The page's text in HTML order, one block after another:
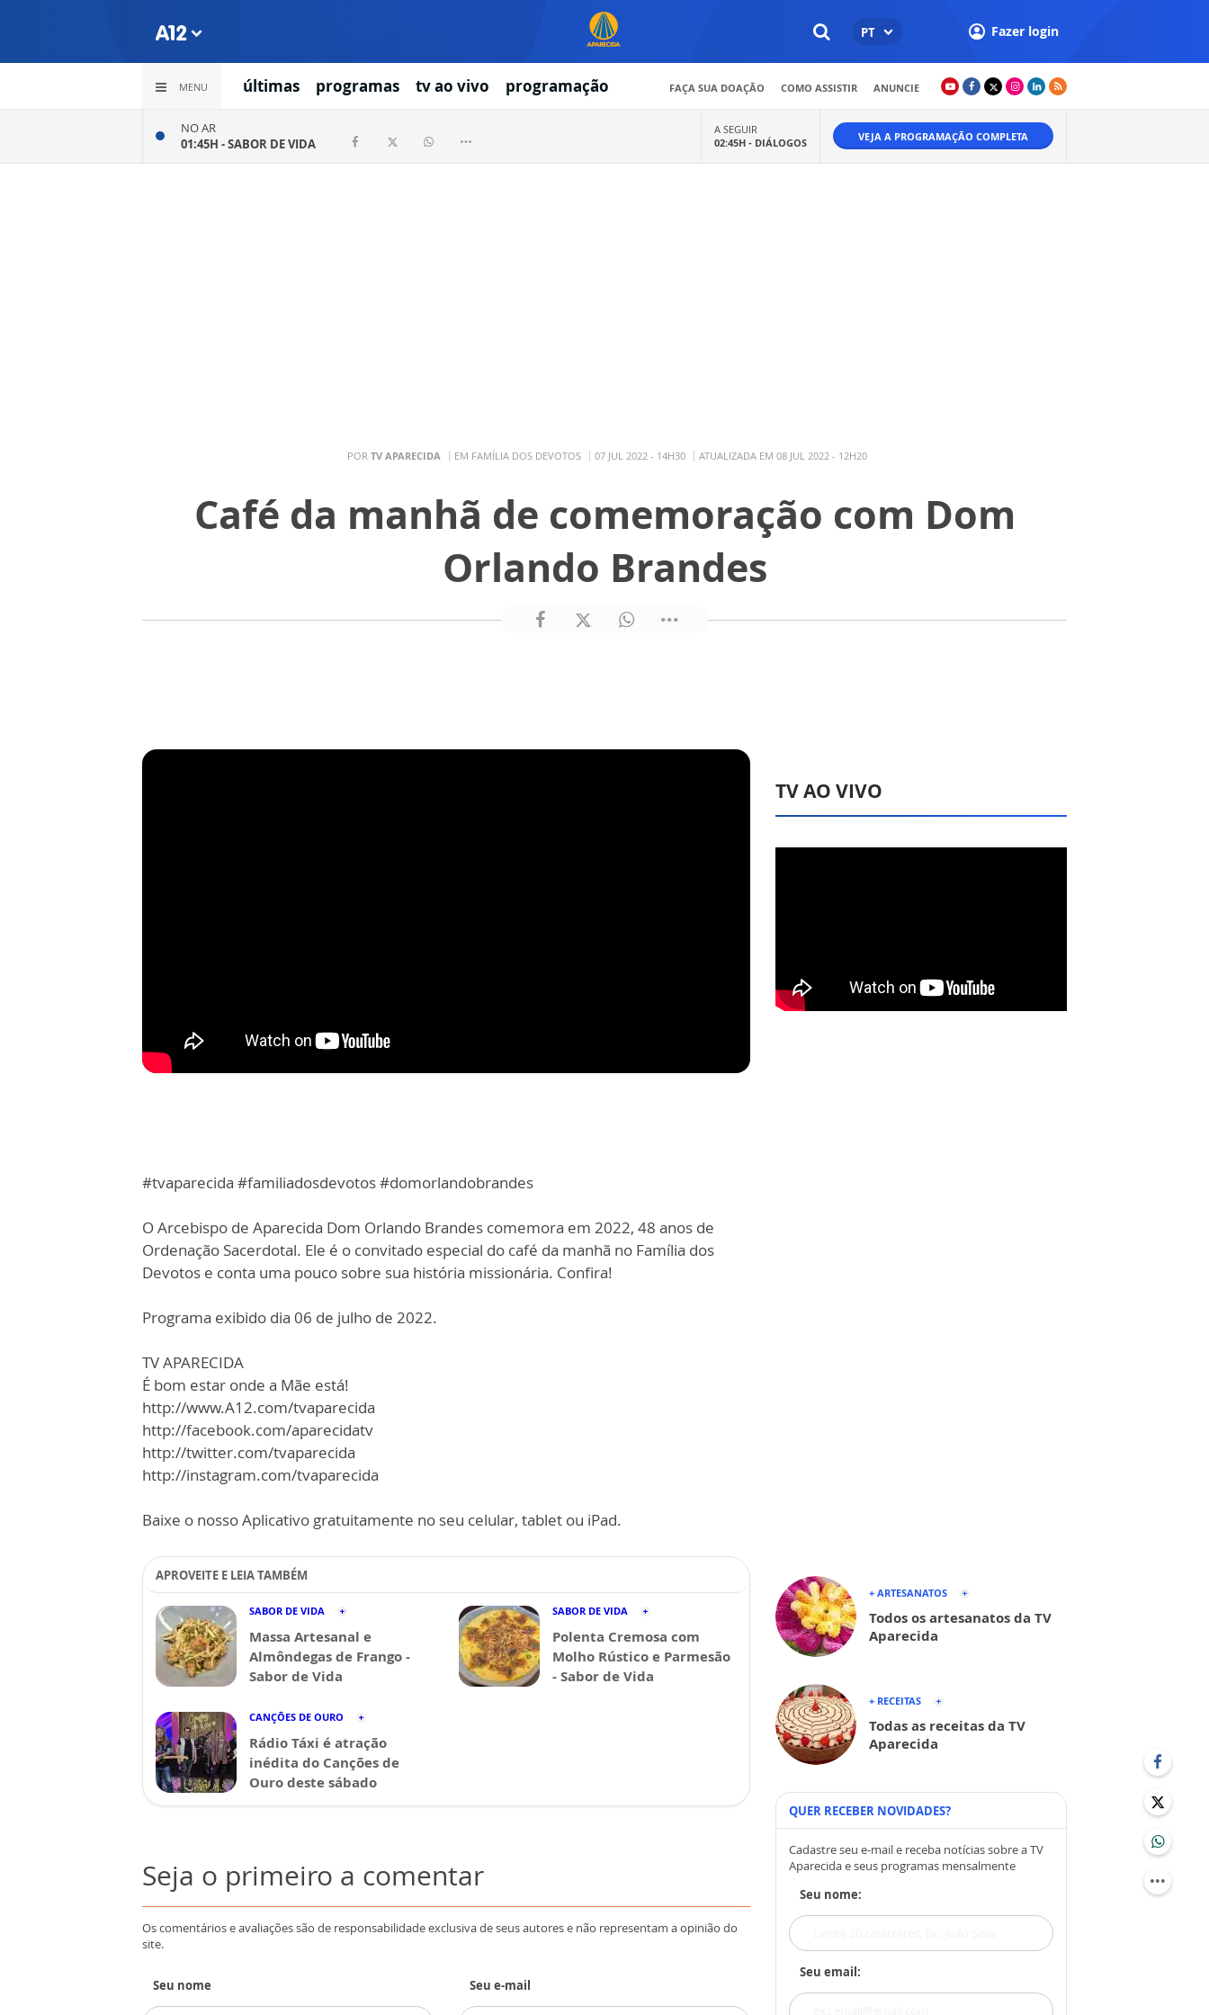
PT Fazer login
MENU últimas programas tv ao vivo programação FAÇA SUA DOAÇÃO COMO ASSISTIR ANUNCIE
NO AR
01:45H -SABOR DE VIDA
A SEGUIR
02:45H - DIÁLOGOS VEJA A PROGRAMAÇÃO COMPLETA
POR TV APARECIDA EM FAMÍLIA DOS DEVOTOS 07 JUL 2022 - 14H30 ATUALIZADA EM 08 JUL 2022 - 12H20
Café da manhã de comemoração com Dom
Orlando Brandes
#tvaparecida #familiadosdevotos #domorlandobrandes
O Arcebispo de Aparecida Dom Orlando Brandes comemora em 2022, 48 anos de
Ordenação Sacerdotal. Ele é o convitado especial do café da manhã no Família dos
Devotos e conta uma pouco sobre sua história missionária. Confira!
Programa exibido dia 06 de julho de 2022.
TV APARECIDA
É bom estar onde a Mãe está!
http://www.A12.com/tvaparecida
http://facebook.com/aparecidatv
http://twitter.com/tvaparecida
http://instagram.com/tvaparecida
Baixe o nosso Aplicativo gratuitamente no seu celular, tablet ou iPad.
APROVEITE E LEIA TAMBÉM
SABOR DE VIDA
Massa Artesanal e
Almôndegas de Frango -
Sabor de Vida
SABOR DE VIDA
Polenta Cremosa com
Molho Rústico e Parmesão
- Sabor de Vida
CANÇÕES DE OURO
Rádio Táxi é atração
inédita do Canções de
Ouro deste sábado
Seja o primeiro a comentar
Os comentários e avaliações são de responsabilidade exclusiva de seus autores e não representam a opinião do
site.
Seu nome Seu e-mail
TV AO VIVO
+ ARTESANATOS
Todos os artesanatos da TV
Aparecida
+ RECEITAS
Todas as receitas da TV
Aparecida
QUER RECEBER NOVIDADES?
Cadastre seu e-mail e receba notícias sobre a TV
Aparecida e seus programas mensalmente
Seu nome:
Seu email: